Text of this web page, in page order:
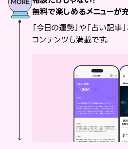
無料で楽しめるメニューが
「今日の運勢」や「占い記事
コンテンツも満載です。